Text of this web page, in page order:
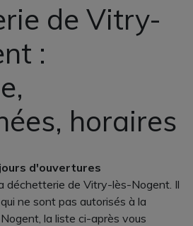
de Vitry-
:
horaires
d'ouvertures
déchetterie de Vitry-lès-Nogent. Il
ne sont pas autorisés à la
la liste ci-après vous